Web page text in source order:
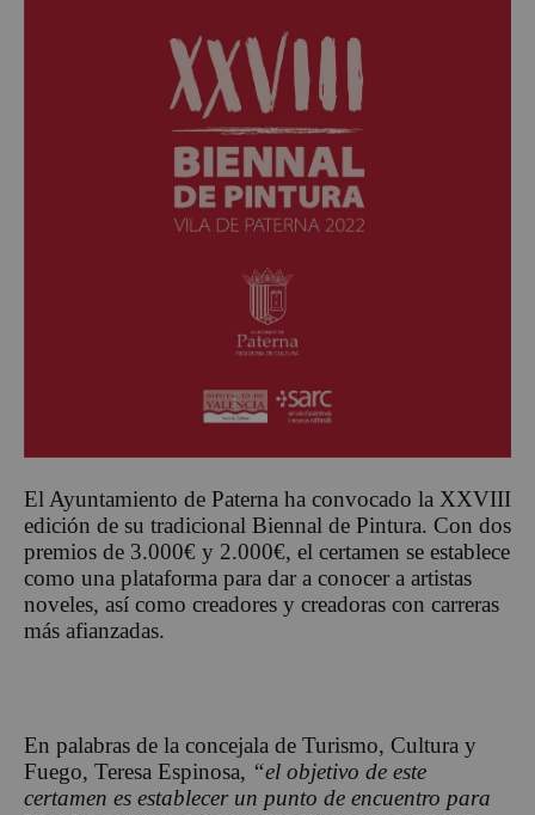
El Ayuntamiento de Paterna ha convocado la XXVIII
edición de su tradicional Biennal de Pintura. Con dos
premios de 3.000€ y 2.000€, el certamen se establece
como una plataforma para dar a conocer a artistas
noveles, así como creadores y creadoras con carreras
más afianzadas.
En palabras de la concejala de Turismo, Cultura y
Fuego, Teresa Espinosa, “el objetivo de este
certamen es establecer un punto de encuentro para